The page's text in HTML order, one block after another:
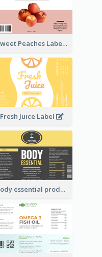
Sweet Peaches Label
Fresh Juice Label
Body essential product label